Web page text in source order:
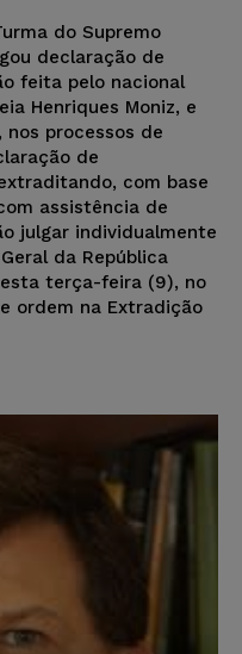
do Supremo
declaração de
feita pelo nacional
Henriques Moniz, e
processos de
de
com base
assistência de
julgar individualmente
da República
terça-feira (9), no
ordem na Extradição